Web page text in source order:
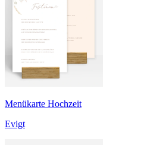
Menükarte Hochzeit
Evigt